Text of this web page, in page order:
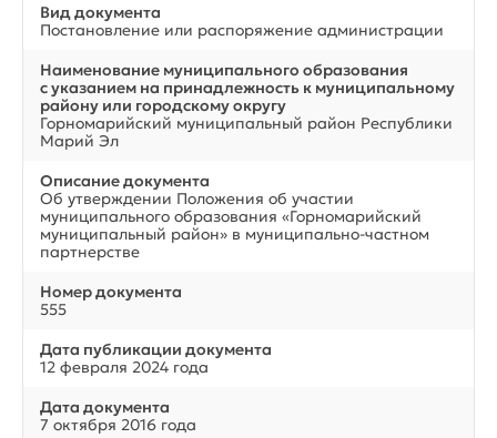
Вид документа
Постановление или распоряжение администрации
Наименование муниципального образования
с указанием на принадлежность к муниципальному
району или городскому округу
Горномарийский муниципальный район Республики
Марий Эл
Описание документа
Об утверждении Положения об участии
муниципального образования «Горномарийский
муниципальный район» в муниципально-частном
партнерстве
Номер документа
555
Дата публикации документа
12 февраля 2024 года
Дата документа
7 октября 2016 года